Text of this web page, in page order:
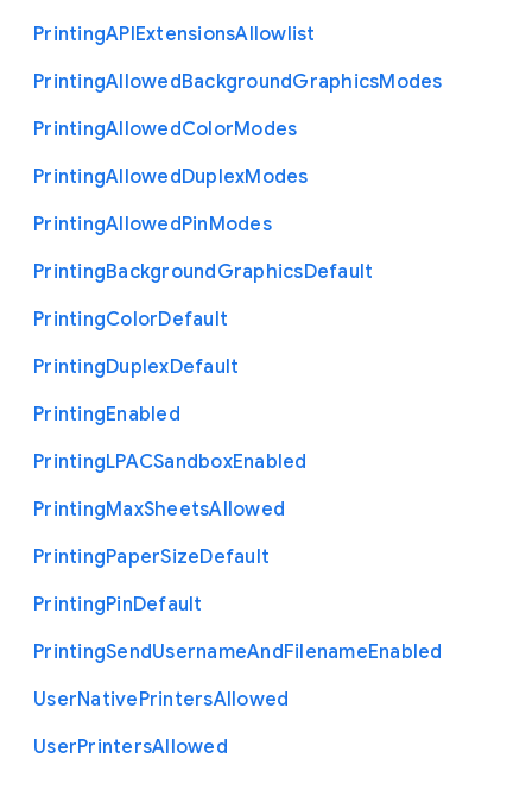
PrintingAPIExtensionsAllowlist
PrintingAllowedBackgroundGraphicsModes
PrintingAllowedColorModes
PrintingAllowedDuplexModes
PrintingAllowedPinModes
PrintingBackgroundGraphicsDefault
PrintingColorDefault
PrintingDuplexDefault
PrintingEnabled
PrintingLPACSandboxEnabled
PrintingMaxSheetsAllowed
PrintingPaperSizeDefault
PrintingPinDefault
PrintingSendUsernameAndFilenameEnabled
UserNativePrintersAllowed
UserPrintersAllowed